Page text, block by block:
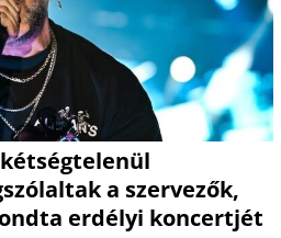
a szervezők,
erdélyi koncertjét